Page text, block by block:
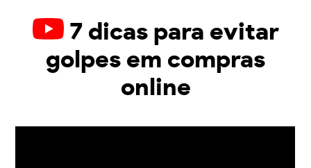
7 dicas para evitar
golpes em compras
online